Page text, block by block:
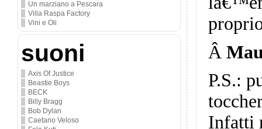
Un marziano a Pescara
Villa Raspa Factory
Vini e Oli
suoni
Axis Of Justice
Beastie Boys
BECK
Billy Bragg
Bob Dylan
Caetano Veloso
Â
P.S.:
Infatti